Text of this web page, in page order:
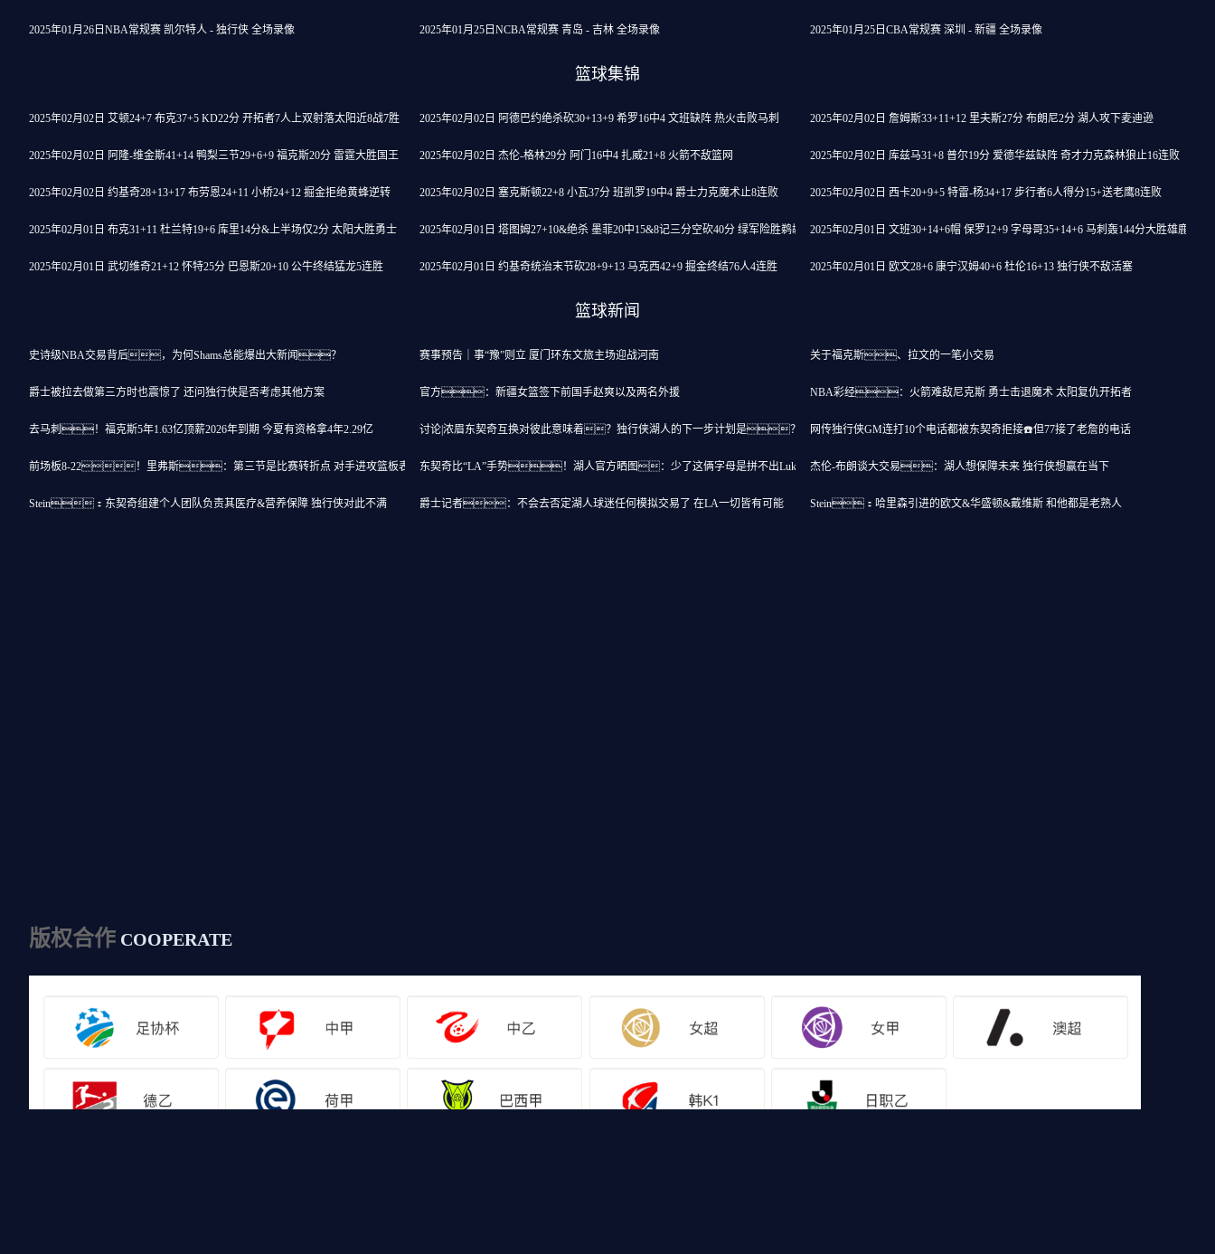
2025年01月26日NBA常规赛 凯尔特人 - 独行侠 全场录像 2025年01月25日NCBA常规赛 青岛 - 吉林 全场录像 2025年01月25日CBA常规赛 深圳 - 新疆 全场录像
篮球集锦
2025年02月02日 艾顿24+7 布克37+5 KD22分 开拓者7人上双射落太阳近8战7胜 2025年02月02日 阿德巴约绝杀砍30+13+9 希罗16中4 文班缺阵 热火击败马刺 2025年02月02日 詹姆斯33+11+12 里夫斯27分 布朗尼2分 湖人攻下麦迪逊
2025年02月02日 阿隆-维金斯41+14 鸭梨三节29+6+9 福克斯20分 雷霆大胜国王 2025年02月02日 杰伦-格林29分 阿门16中4 扎威21+8 火箭不敌篮网 2025年02月02日 库兹马31+8 普尔19分 爱德华兹缺阵 奇才力克森林狼止16连败
2025年02月02日 约基奇28+13+17 布劳恩24+11 小桥24+12 掘金拒绝黄蜂逆转 2025年02月02日 塞克斯顿22+8 小瓦37分 班凯罗19中4 爵士力克魔术止8连败 2025年02月02日 西卡20+9+5 特雷-杨34+17 步行者6人得分15+送老鹰8连败
2025年02月01日 布克31+11 杜兰特19+6 库里14分&上半场仅2分 太阳大胜勇士 2025年02月01日 塔图姆27+10&绝杀 墨菲20中15&8记三分空砍40分 绿军险胜鹈鹕 2025年02月01日 文班30+14+6帽 保罗12+9 字母哥35+14+6 马刺轰144分大胜雄鹿
2025年02月01日 武切维奇21+12 怀特25分 巴恩斯20+10 公牛终结猛龙5连胜 2025年02月01日 约基奇统治末节砍28+9+13 马克西42+9 掘金终结76人4连胜 2025年02月01日 欧文28+6 康宁汉姆40+6 杜伦16+13 独行侠不敌活塞
篮球新闻
史诗级NBA交易背后，为何Shams总能爆出大新闻？ 赛事预告｜事“豫”则立 厦门环东文旅主场迎战河南 关于福克斯、拉文的一笔小交易
爵士被拉去做第三方时也震惊了 还问独行侠是否考虑其他方案 官方：新疆女篮签下前国手赵爽以及两名外援 NBA彩经：火箭难敌尼克斯 勇士击退魔术 太阳复仇开拓者
去马刺！福克斯5年1.63亿顶薪2026年到期 今夏有资格拿4年2.29亿 讨论|浓眉东契奇互换对彼此意味着？独行侠湖人的下一步计划是？ 网传独行侠GM连打10个电话都被东契奇拒接☎️但77接了老詹的电话
前场板8-22！里弗斯：第三节是比赛转折点 对手进攻篮板表现很棒东契奇比“LA”手势！湖人官方晒图：少了这俩字母是拼不出Luka的杰伦-布朗谈大交易：湖人想保障未来 独行侠想赢在当下
Stein：东契奇组建个人团队负责其医疗&营养保障 独行侠对此不满 爵士记者：不会去否定湖人球迷任何模拟交易了 在LA一切皆有可能 Stein：哈里森引进的欧文&华盛顿&戴维斯 和他都是老熟人
版权合作 COOPERATE